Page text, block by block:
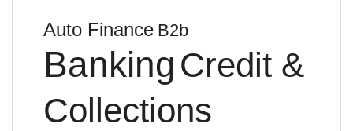
Auto Finance B2b
Banking Credit &
Collections